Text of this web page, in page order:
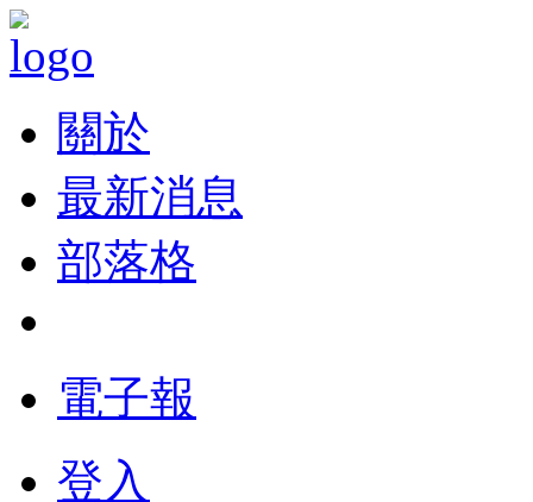
關於
最新消息
部落格
電子報
登入